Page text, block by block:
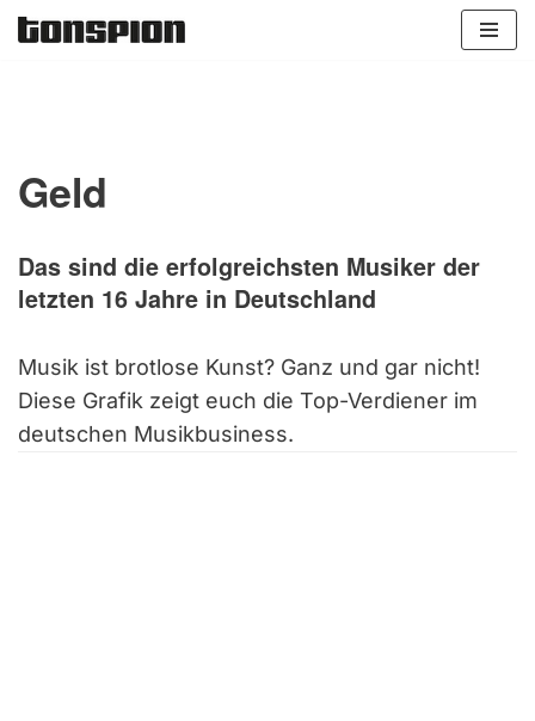
Geld
Das sind die erfolgreichsten Musiker der
letzten 16 Jahre in Deutschland
Musik ist brotlose Kunst? Ganz und gar nicht!
Diese Grafik zeigt euch die Top-Verdiener im
deutschen Musikbusiness.